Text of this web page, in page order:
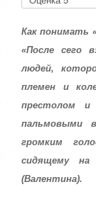
й
и
н
г
5
5
о
а
л
й
с
а
,
ц
е
н
и
Как понимать
«После сего
людей,
племен и
престолом
пальмовыми
громким
сидящему на
(Валентина).